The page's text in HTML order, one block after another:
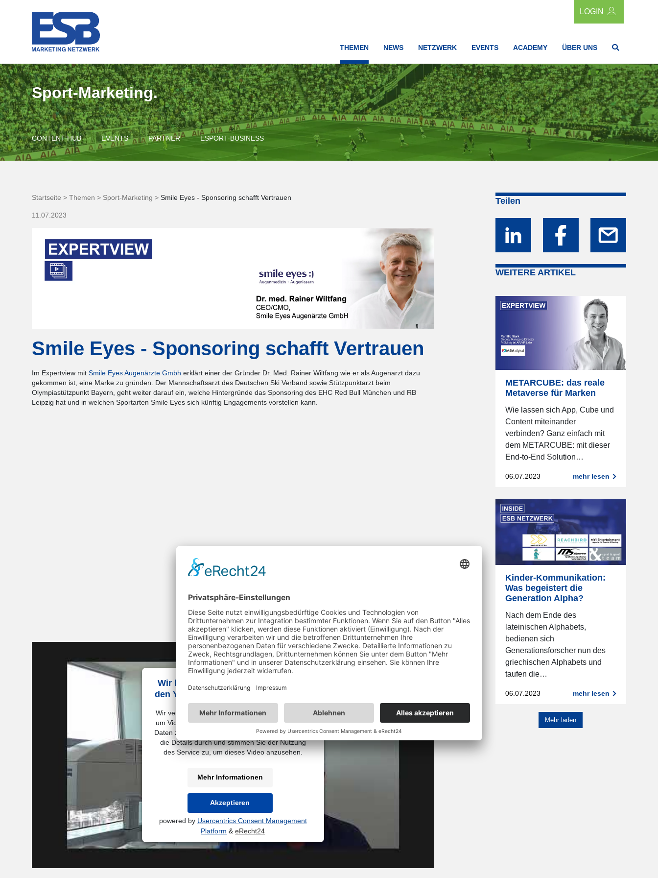
LOGIN
THEMEN NEWS NETZWERK EVENTS ACADEMY ÜBER UNS
Sport-Marketing.
CONTENT-HUB EVENTS PARTNER ESPORT-BUSINESS
Startseite > Themen > Sport-Marketing > Smile Eyes - Sponsoring schafft Vertrauen
11.07.2023
Smile Eyes - Sponsoring schafft Vertrauen
Im Expertview mit Smile Eyes Augenärzte Gmbh erklärt einer der Gründer Dr. Med. Rainer Wiltfang wie er als Augenarzt dazu
gekommen ist, eine Marke zu gründen. Der Mannschaftsarzt des Deutschen Ski Verband sowie Stützpunktarzt beim
Olympiastützpunkt Bayern, geht weiter darauf ein, welche Hintergründe das Sponsoring des EHC Red Bull München und RB
Leipzig hat und in welchen Sportarten Smile Eyes sich künftig Engagements vorstellen kann.
Wir benötigen Ihre Zustimmung, um
den YouTube Video-Service zu laden!
Wir verwenden einen Service eines Drittanbieters,
um Videoinhalte einzubetten. Dieser Service kann
Daten zu Ihren Aktivitäten sammeln. Bitte lesen Sie
die Details durch und stimmen Sie der Nutzung
des Service zu, um dieses Video anzusehen.
Mehr Informationen
Akzeptieren
powered by Usercentrics Consent Management
Platform &eRecht24
Teilen
WEITERE ARTIKEL
METARCUBE: das reale
Metaverse für Marken
Wie lassen sich App, Cube und
Content miteinander
verbinden? Ganz einfach mit
dem METARCUBE: mit dieser
End-to-End Solution…
06.07.2023 mehr lesen
Kinder-Kommunikation:
Was begeistert die
Generation Alpha?
Nach dem Ende des
lateinischen Alphabets,
bedienen sich
Generationsforscher nun des
griechischen Alphabets und
taufen die…
06.07.2023 mehr lesen
Mehr laden